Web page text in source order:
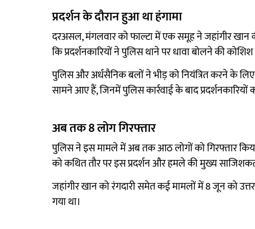
प्रदर्शन के दौरान हुआ था हंगामा
दरअसल, मंगलवार को फाल्टा में एक समूह ने जहांगीर खान
कि प्रदर्शनकारियों ने पुलिस थाने पर धावा बोलने की
पुलिस और अर्धसैनिक बलों ने भीड़ को नियंत्रित करने के लिए
सामने आए हैं, जिनमें पुलिस कार्रवाई के बाद प्रदर्शनकारियों
अब तक 8 लोग गिरफ्तार
पुलिस ने इस मामले में अब तक आठ लोगों को गिरफ्तार किया
को कथित तौर पर इस प्रदर्शन और हमले की मुख्य
जहांगीर खान को रंगदारी समेत कई मामलों में 8 जून को
गया था।